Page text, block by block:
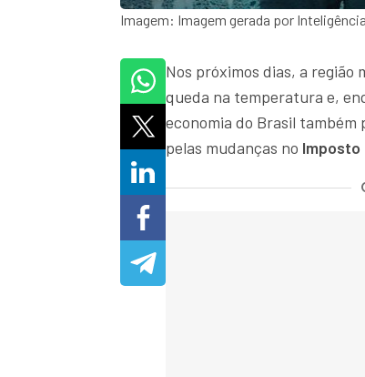
Imagem: Imagem gerada por
Nos próximos dias, a região
queda na temperatura e,
economia do Brasil também
pelas mudanças no